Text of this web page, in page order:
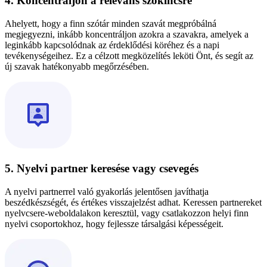
Ahelyett, hogy a finn szótár minden szavát megpróbálná
megjegyezni, inkább koncentráljon azokra a szavakra, amelyek a
leginkább kapcsolódnak az érdeklődési köréhez és a napi
tevékenységeihez. Ez a célzott megközelítés leköti Önt, és segít az
új szavak hatékonyabb megőrzésében.
5. Nyelvi partner keresése vagy csevegés
A nyelvi partnerrel való gyakorlás jelentősen javíthatja
beszédkészségét, és értékes visszajelzést adhat. Keressen partnereket
nyelvcsere-weboldalakon keresztül, vagy csatlakozzon helyi finn
nyelvi csoportokhoz, hogy fejlessze társalgási képességeit.